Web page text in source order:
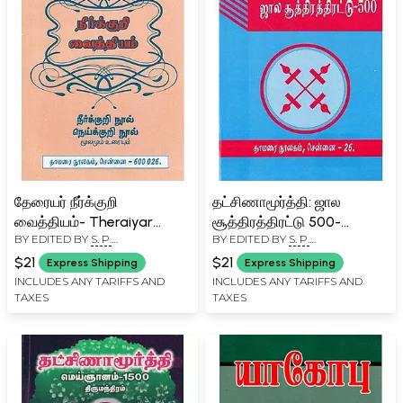
தேரையர் நீர்க்குறி
வைத்தியம்- Theraiyar
Neerkkuri Vaithiyam:
Neykurukuri-Neykurukuri
(Source and Text in Tamil)
BY EDITED BY S. P.
RAMACHANDRAN
$21 Express Shipping
INCLUDES ANY TARIFFS AND
TAXES
தட்சிணாமூர்த்தி: ஜால
சூத்திரத்திரட்டு 500-
Dakshinamurthy: Jala
Sutrathirutu 500 (Tamil)
BY EDITED BY S. P.
RAMACHANDRAN
$21 Express Shipping
INCLUDES ANY TARIFFS AND
TAXES